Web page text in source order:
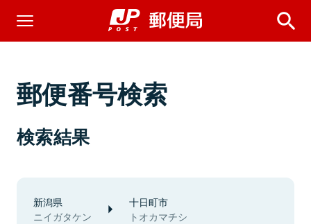
郵便番号検索
検索結果
新潟県
ニイガタケン
十日町市
トオカマチシ